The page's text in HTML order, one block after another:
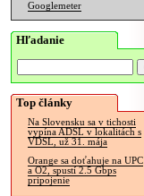
Googlemeter
Hľadanie
Top články
Na Slovensku sa v tichosti
vypína ADSL v lokalitách s
VDSL, už 31. mája
Orange sa doťahuje na UPC
a O2, spustí 2.5 Gbps
pripojenie